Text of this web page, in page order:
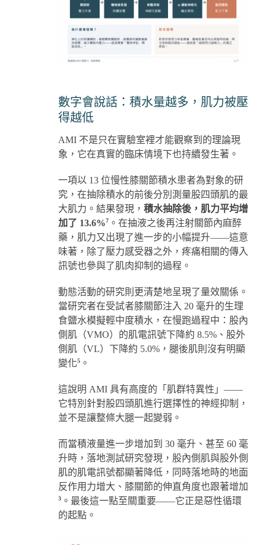
數字會說話：積水量越多，肌力被壓
得越低
AMI 不是只在實驗室裡才能觀察到的理論現
象，它在真實的臨床情境下也持續發生著。
一項以 13 位慢性膝關節積水患者為對象的研
究，在抽除積水的前後分別測量股四頭肌的最
大肌力。結果發現， 積水抽除後，肌力平均增
加了 13.6%7 。在抽液之後再注射關節內麻醉
藥，肌力又出現了進一步的小幅提升——這意
味著，除了壓力感受器之外，疼痛相關的傳入
訊號也參與了肌肉抑制的過程。
動態活動的研究則更清楚地呈現了量效關係。
當研究者在受試者膝關節注入 20 毫升的生理
食鹽水模擬輕中度積水，在慢跑過程中：股內
側肌（VMO）的肌電訊號下降約 8.5%、股外
側肌（VL）下降約 5.0%，腿後肌則沒有明顯
變化5 。
這說明 AMI 具有高度的「肌群特異性」——
它特別針對股四頭肌進行選擇性的神經抑制，
並不是讓整條大腿一起變弱。
而當積液量進一步增加到 30 毫升、甚至 60 毫
升時，落地測試研究發現，股內側肌與股外側
肌的肌電訊號都顯著降低，同時落地時的地面
反作用力增大、膝關節的伸直角度也跟著增加
3 。最後這一點至關重要——它正是惡性循環
的起點。